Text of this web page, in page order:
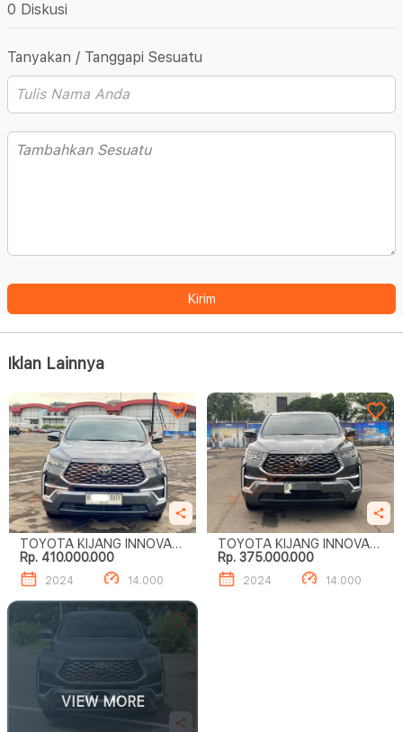
0 Diskusi
Tanyakan / Tanggapi Sesuatu
Kirim
Iklan Lainnya
TOYOTA KIJANG INNOVA
ZENIX 2.0 V CVT
Rp. 410.000.000
2024 14.000
TOYOTA KIJANG INNOVA
ZENIX 2.0 V CVT
Rp. 375.000.000
2024 14.000
VIEW MORE